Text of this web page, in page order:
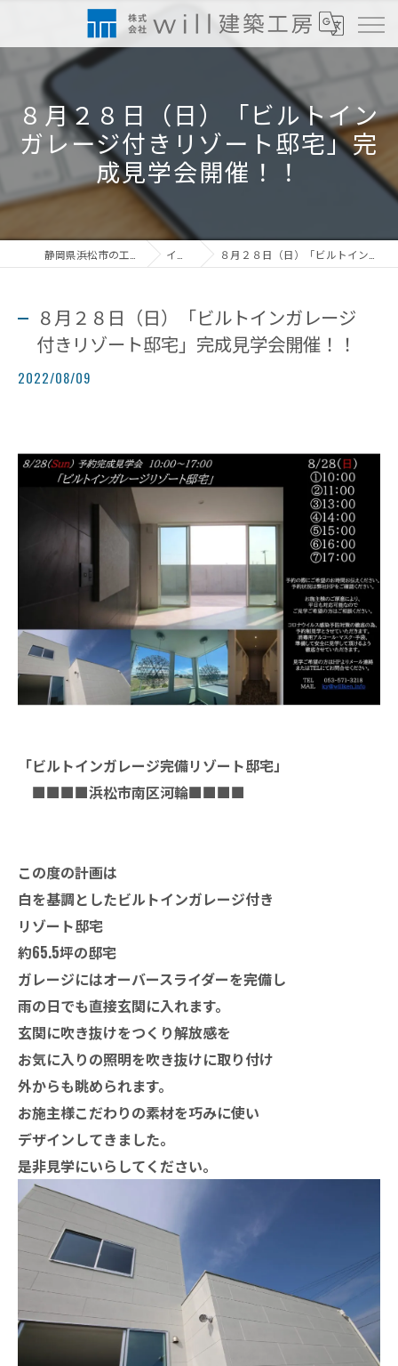
８月２８日（日）「ビルトイン
ガレージ付きリゾート邸宅」完
成見学会開催！！
イベント情報 ８月２８日（日）「ビルトインガレージ付きリゾート邸宅」完成見学会開催！！
８月２８日（日）「ビルトインガレージ
付きリゾート邸宅」完成見学会開催！！
2022/08/09
「ビルトインガレージ完備リゾート邸宅」
■■■■浜松市南区河輪■■■■
この度の計画は
白を基調としたビルトインガレージ付き
リゾート邸宅
約65.5坪の邸宅
ガレージにはオーバースライダーを完備し
雨の日でも直接玄関に入れます。
玄関に吹き抜けをつくり解放感を
お気に入りの照明を吹き抜けに取り付け
外からも眺められます。
お施主様こだわりの素材を巧みに使い
デザインしてきました。
是非見学にいらしてください。